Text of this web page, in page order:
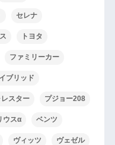
セレナ
トヨタ
ファミリーカー
ブリッド
レスター プジョー208
ウスα ベンツ
ヴィッツ ヴェゼル